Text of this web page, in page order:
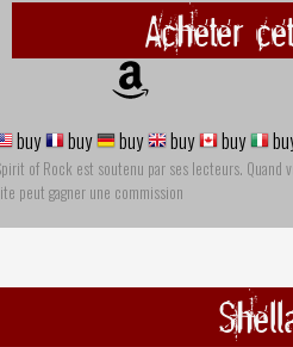
Acheter
buy buy buy buy buy
of Rock est soutenu par ses lecteurs. Quand
peut gagner une commission